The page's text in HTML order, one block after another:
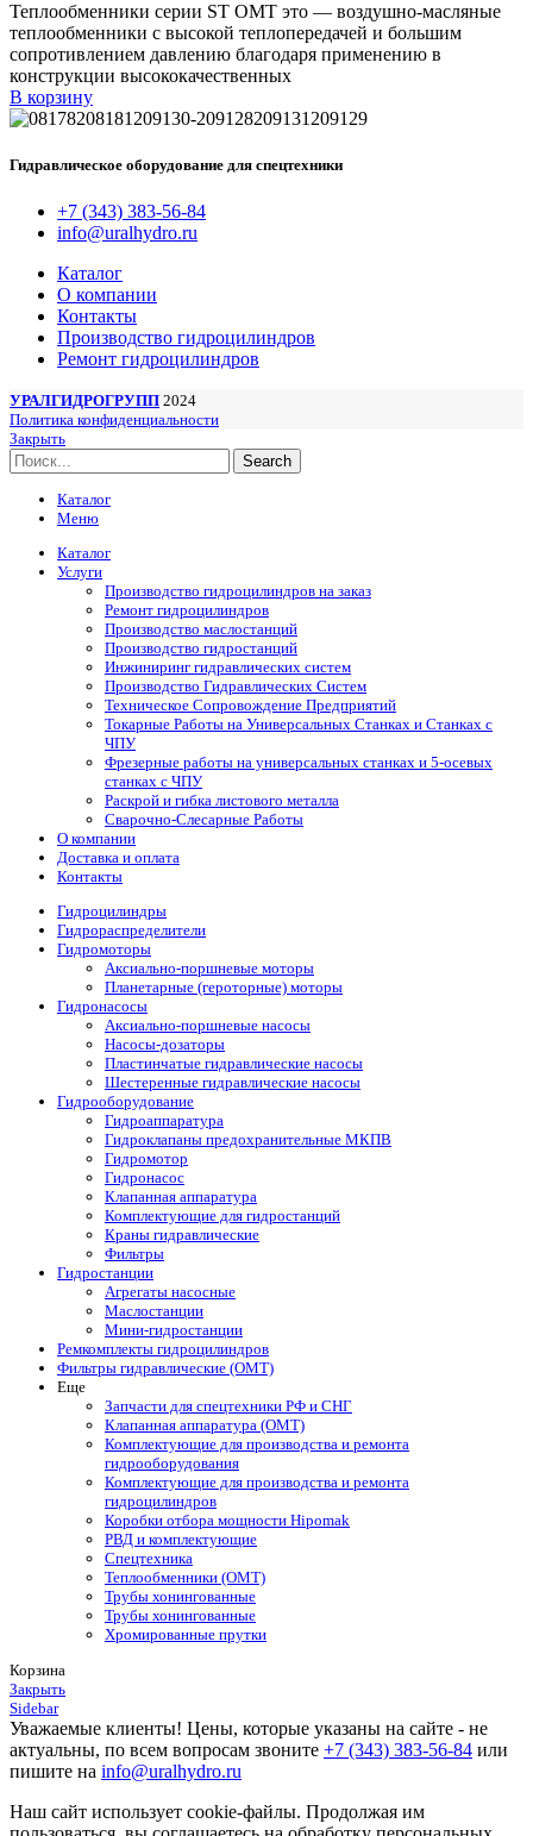
Теплообменники серии ST OMT это — воздушно-масляные
теплообменники с высокой теплопередачей и большим
сопротивлением давлению благодаря применению в
конструкции высококачественных
В корзину
Гидравлическое оборудование для спецтехники
+7 (343) 383-56-84
info@uralhydro.ru
Каталог
О компании
Контакты
Производство гидроцилиндров
Ремонт гидроцилиндров
УРАЛГИДРОГРУПП 2024
Политика конфиденциальности
Закрыть
Search
Каталог
Меню
Каталог
Услуги
Производство гидроцилиндров на заказ
Ремонт гидроцилиндров
Производство маслостанций
Производство гидростанций
Инжиниринг гидравлических систем
Производство Гидравлических Систем
Техническое Сопровождение Предприятий
Токарные Работы на Универсальных Станках и Станках с
ЧПУ
Фрезерные работы на универсальных станках и 5-осевых
станках с ЧПУ
Раскрой и гибка листового металла
Сварочно-Слесарные Работы
О компании
Доставка и оплата
Контакты
Гидроцилиндры
Гидрораспределители
Гидромоторы
Аксиально-поршневые моторы
Планетарные (героторные) моторы
Гидронасосы
Аксиально-поршневые насосы
Насосы-дозаторы
Пластинчатые гидравлические насосы
Шестеренные гидравлические насосы
Гидрооборудование
Гидроаппаратура
Гидроклапаны предохранительные МКПВ
Гидромотор
Гидронасос
Клапанная аппаратура
Комплектующие для гидростанций
Краны гидравлические
Фильтры
Гидростанции
Агрегаты насосные
Маслостанции
Мини-гидростанции
Ремкомплекты гидроцилиндров
Фильтры гидравлические (OMT)
Еще
Запчасти для спецтехники РФ и СНГ
Клапанная аппаратура (OMT)
Комплектующие для производства и ремонта
гидрооборудования
Комплектующие для производства и ремонта
гидроцилиндров
Коробки отбора мощности Hipomak
РВД и комплектующие
Спецтехника
Теплообменники (OMT)
Трубы хонингованные
Трубы хонингованные
Хромированные прутки
Корзина
Закрыть
Sidebar
Уважаемые клиенты! Цены, которые указаны на сайте - не
актуальны, по всем вопросам звоните +7 (343) 383-56-84 или
пишите на info@uralhydro.ru
Наш сайт использует cookie-файлы. Продолжая им